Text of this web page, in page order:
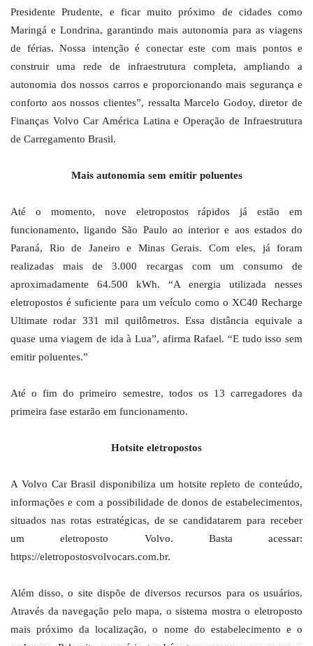
Presidente Prudente, e ficar muito próximo de cidades como
Maringá e Londrina, garantindo mais autonomia para as viagens
de férias. Nossa intenção é conectar este com mais pontos e
construir uma rede de infraestrutura completa, ampliando a
autonomia dos nossos carros e proporcionando mais segurança e
conforto aos nossos clientes”, ressalta Marcelo Godoy, diretor de
Finanças Volvo Car América Latina e Operação de Infraestrutura
de Carregamento Brasil.
Mais autonomia sem emitir poluentes
Até o momento, nove eletropostos rápidos já estão em
funcionamento, ligando São Paulo ao interior e aos estados do
Paraná, Rio de Janeiro e Minas Gerais. Com eles, já foram
realizadas mais de 3.000 recargas com um consumo de
aproximadamente 64.500 kWh. “A energia utilizada nesses
eletropostos é suficiente para um veículo como o XC40 Recharge
Ultimate rodar 331 mil quilômetros. Essa distância equivale a
quase uma viagem de ida à Lua”, afirma Rafael. “E tudo isso sem
emitir poluentes.”
Até o fim do primeiro semestre, todos os 13 carregadores da
primeira fase estarão em funcionamento.
Hotsite eletropostos
A Volvo Car Brasil disponibiliza um hotsite repleto de conteúdo,
informações e com a possibilidade de donos de estabelecimentos,
situados nas rotas estratégicas, de se candidatarem para receber
um eletroposto Volvo. Basta acessar:
https://eletropostosvolvocars.com.br.
Além disso, o site dispõe de diversos recursos para os usuários.
Através da navegação pelo mapa, o sistema mostra o eletroposto
mais próximo da localização, o nome do estabelecimento e o